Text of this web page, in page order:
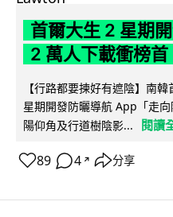
首爾大生 2 星期
2 萬人下載衝榜首
【行路都要揀好有遮陰】南
星期開發防曬導航 App「走
陽仰角及行道樹陰影...
閱讀
89 4 ↗ 分享